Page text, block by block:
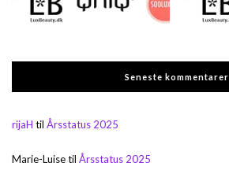
Seneste kommentarer
rijaH til Årsstatus 2025
Marie-Luisetil Årsstatus 2025